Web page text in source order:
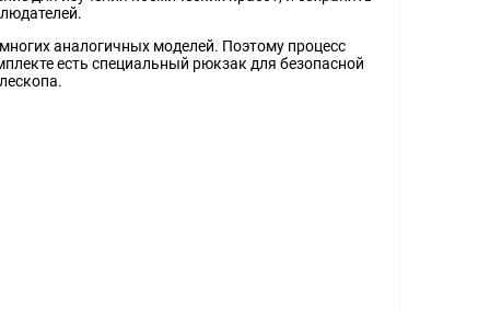
аналогичных моделей. Поэтому процесс
есть специальный рюкзак для безопасной